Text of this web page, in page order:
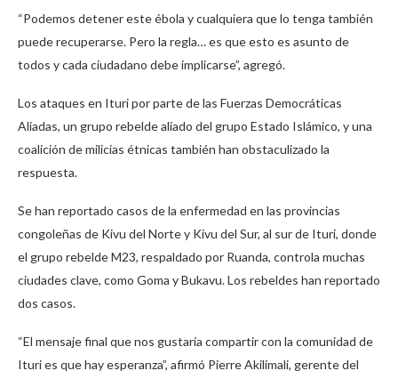
“Podemos detener este ébola y cualquiera que lo tenga también
puede recuperarse. Pero la regla… es que esto es asunto de
todos y cada ciudadano debe implicarse”, agregó.
Los ataques en Ituri por parte de las Fuerzas Democráticas
Aliadas, un grupo rebelde aliado del grupo Estado Islámico, y una
coalición de milicias étnicas también han obstaculizado la
respuesta.
Se han reportado casos de la enfermedad en las provincias
congoleñas de Kivu del Norte y Kivu del Sur, al sur de Ituri, donde
el grupo rebelde M23, respaldado por Ruanda, controla muchas
ciudades clave, como Goma y Bukavu. Los rebeldes han reportado
dos casos.
“El mensaje final que nos gustaría compartir con la comunidad de
Ituri es que hay esperanza”, afirmó Pierre Akilimali, gerente del